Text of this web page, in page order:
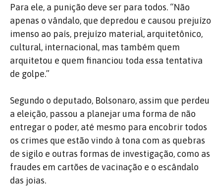
Para ele, a punição deve ser para todos. “Não
apenas o vândalo, que depredou e causou prejuízo
imenso ao país, prejuízo material, arquitetônico,
cultural, internacional, mas também quem
arquitetou e quem financiou toda essa tentativa
de golpe.”
Segundo o deputado, Bolsonaro, assim que perdeu
a eleição, passou a planejar uma forma de não
entregar o poder, até mesmo para encobrir todos
os crimes que estão vindo à tona com as quebras
de sigilo e outras formas de investigação, como as
fraudes em cartões de vacinação e o escândalo
das joias.